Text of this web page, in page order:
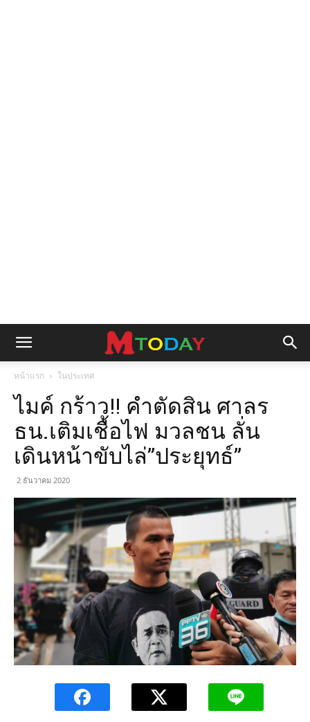
หน้าแรก ในประเทศ
ไมค์ กร้าว!! คำตัดสิน ศาลร
ธน.เติมเชื้อไฟ มวลชน ลั่น
เดินหน้าขับไล่”ประยุทธ์”
2 ธันวาคม 2020